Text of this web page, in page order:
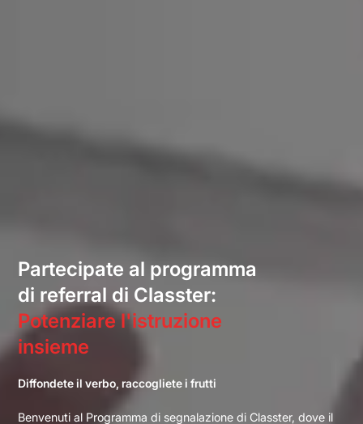
Partecipate al programma
di referral di Classter:
Potenziare l'istruzione
insieme
Diffondete il verbo, raccogliete i frutti
Benvenuti al Programma di segnalazione di Classter, dove il